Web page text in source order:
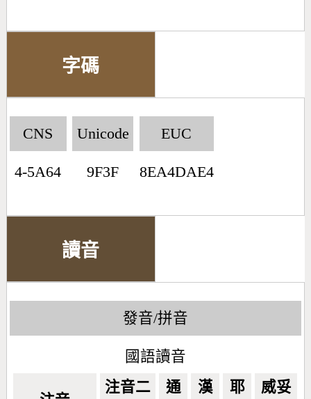
字碼
CNS
4-5A64
Unicode
9F3F
EUC
8EA4DAE4
讀音
發音/拼音
國語讀音
注音二 通 漢 耶 威妥